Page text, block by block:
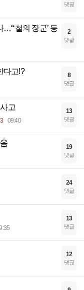
댓글
…“‘철의 장군’ 등
2
댓글
다고!? 8
댓글
고
09:40
13
댓글
19
댓글
24
댓글
13
댓글
12
댓글